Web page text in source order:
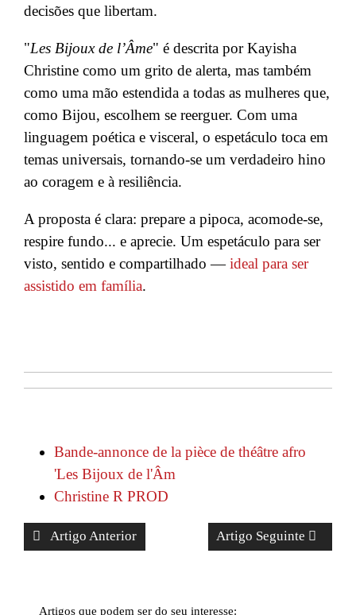
decisões que libertam.
"Les Bijoux de l’Âme" é descrita por Kayisha
Christine como um grito de alerta, mas também
como uma mão estendida a todas as mulheres que,
como Bijou, escolhem se reerguer. Com uma
linguagem poética e visceral, o espetáculo toca em
temas universais, tornando-se um verdadeiro hino
ao coragem e à resiliência.
A proposta é clara: prepare a pipoca, acomode-se,
respire fundo... e aprecie. Um espetáculo para ser
visto, sentido e compartilhado —ideal para ser
assistido em família.
Bande-annonce de la pièce de théâtre afro
'Les Bijoux de l'Âm
Christine R PROD
Artigo Anterior Artigo Seguinte
Artigos que podem ser do seu interesse: